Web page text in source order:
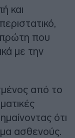
και
που
με την
από το
ότι
ασθενούς.